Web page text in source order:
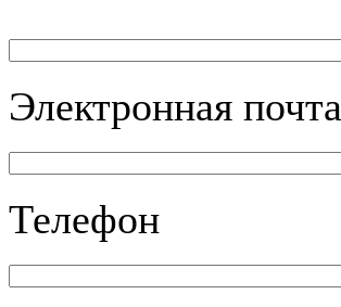
Электронная почта
Телефон